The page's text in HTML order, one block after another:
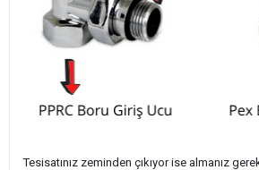
Tesisatınız zeminden çıkıyor ise almanız